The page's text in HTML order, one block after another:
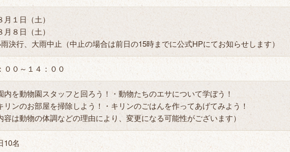
１日（土）
８日（土）
決行、大雨中止（中止の場合は前日の15時までに公式HPにてお知らせします）
０～１４：００
を動物園スタッフと回ろう！・動物たちのエサについて学ぼう！
ンのお部屋を掃除しよう！・キリンのごはんを作ってあげてみよう！
は動物の体調などの理由により、変更になる可能性がございます）
名